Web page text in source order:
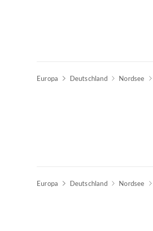
Europa Deutschland Nordsee
Europa Deutschland Nordsee